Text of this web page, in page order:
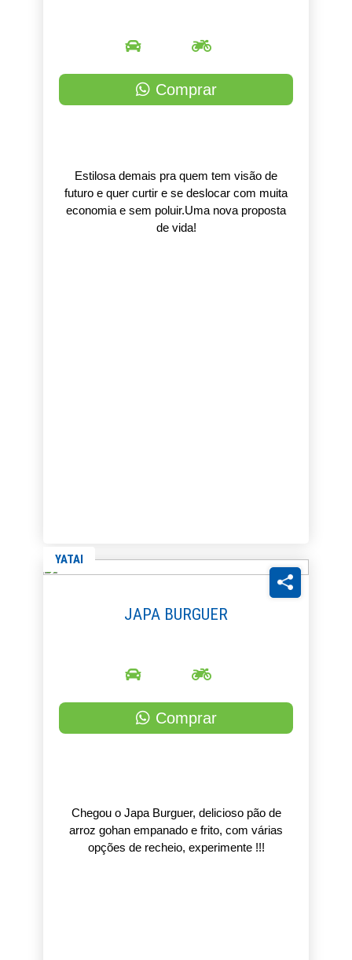
Comprar
Estilosa demais pra quem tem visão de
futuro e quer curtir e se deslocar com muita
economia e sem poluir.Uma nova proposta
de vida!
YATAI
JAPA BURGUER
Comprar
Chegou o Japa Burguer, delicioso pão de
arroz gohan empanado e frito, com várias
opções de recheio, experimente !!!